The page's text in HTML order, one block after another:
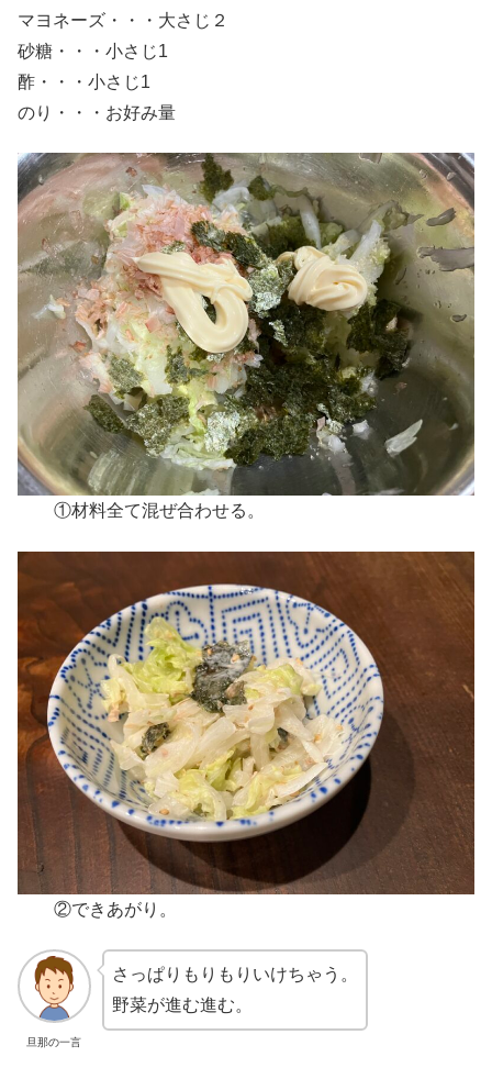
マヨネーズ・・・大さじ２
砂糖・・・小さじ1
酢・・・小さじ1
のり・・・お好み量
①材料全て混ぜ合わせる。
②できあがり。
旦那の一言
さっぱりもりもりいけちゃう。
野菜が進む進む。